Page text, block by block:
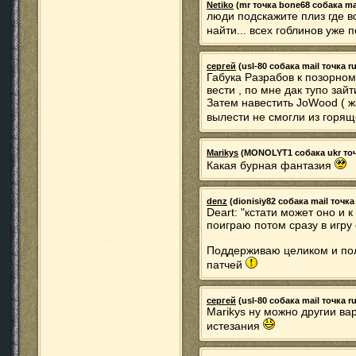
Netiko (mr точка bone68 собака
люди подскажите плиз где
найти... всех гоблинов уже
сергей (usl-80 собака mail точка
Габука Разрабов к
вести , по мне дак тупо
Затем навестить JoWood (
вылести не смогли из
Marikys (MONOLYT1 собака ukr
Какая бурная фантазия
denz (dionisiy82 собака mail
Deart: "кстати может оно и
поиграю потом сразу в
Поддерживаю целиком и
патчей
сергей (usl-80 собака mail точка
Marikys ну можно другии
истезания